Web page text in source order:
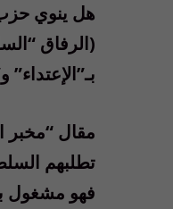
هل ينوي
(الرفاق
مقال “مخبر
تطلبهم
فهو مشغول